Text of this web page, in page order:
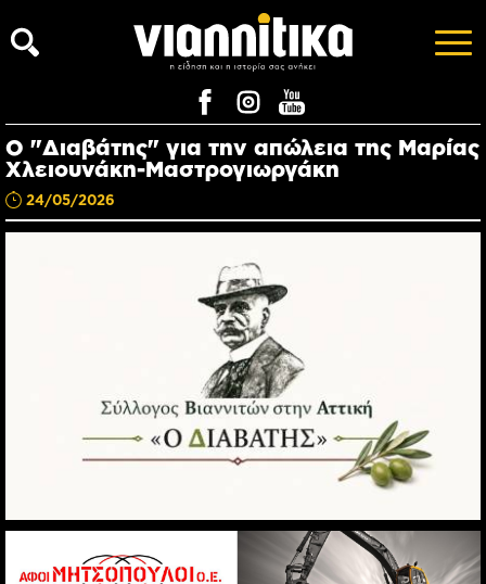
Ο "Διαβάτης" για την απώλεια της Μαρίας
Χλειουνάκη-Μαστρογιωργάκη
24/05/2026